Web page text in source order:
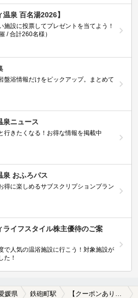
温泉 百名湯2026】
施設に投票してプレゼントを当てよう！
/ 合計260名様）
盤浴情報だけをピックアップ。まとめて
泉ニュース
行きたくなる！お得な情報を掲載中
泉 おふろパス
得に楽しめるサブスクリプションプラン
ライフスタイル株主優待のご案
で人気の温浴施設に行こう！対象施設が
た！
媛県 鉄砲町駅